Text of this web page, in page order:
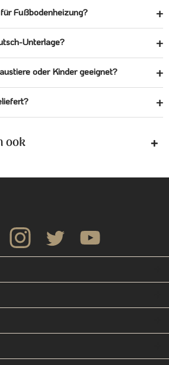
Fußbodenheizung?
Unterlage?
oder Kinder geeignet?
ook